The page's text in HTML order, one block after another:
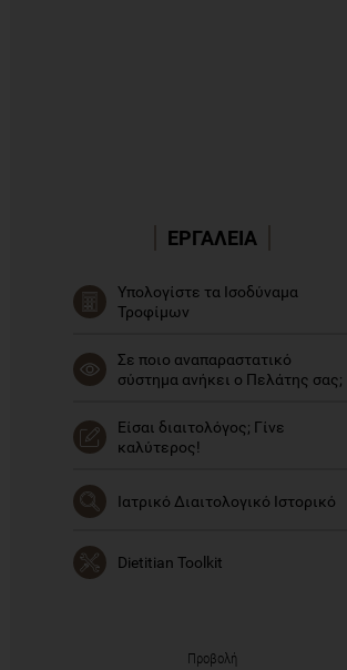
ΕΡΓΑΛΕΙΑ
Υπολογίστε τα Ισοδύναμα
Τροφίμων
Σε ποιο αναπαραστατικό
σύστημα ανήκει ο Πελάτης σας;
Είσαι διαιτολόγος; Γίνε
καλύτερος!
Ιατρικό Διαιτολογικό Ιστορικό
Dietitian Toolkit
Προβολή